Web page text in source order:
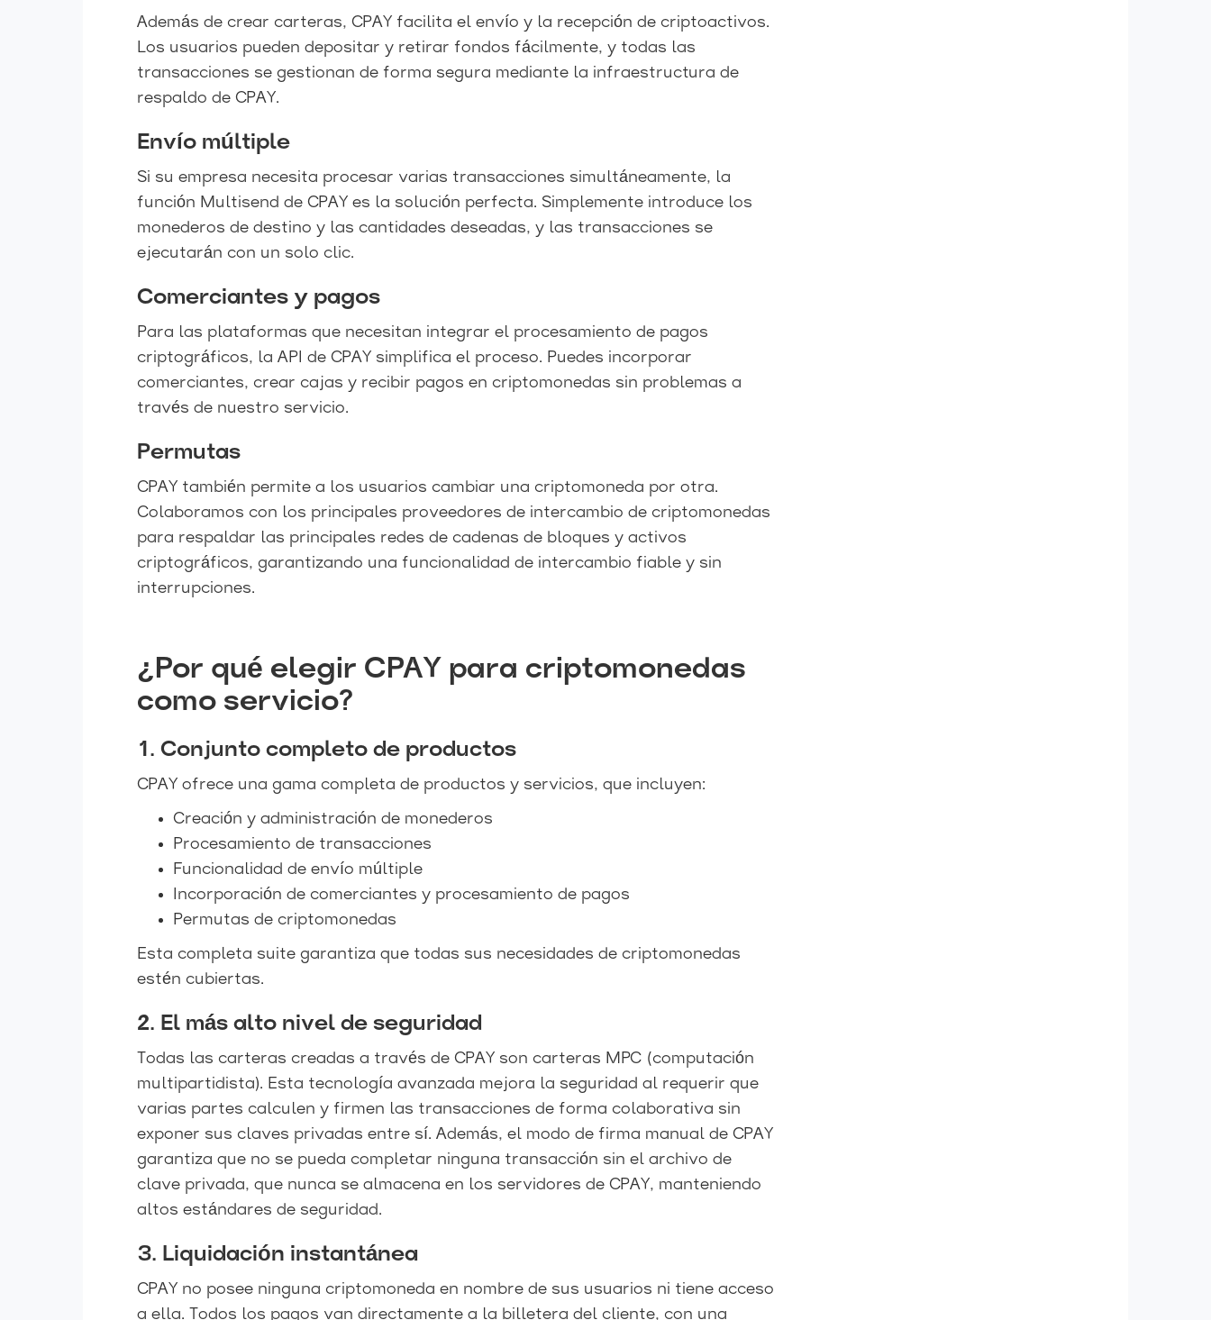
Además de crear carteras, CPAY facilita el envío y la recepción de criptoactivos.
Los usuarios pueden depositar y retirar fondos fácilmente, y todas las
transacciones se gestionan de forma segura mediante la infraestructura de
respaldo de CPAY.
Envío múltiple
Si su empresa necesita procesar varias transacciones simultáneamente, la
función Multisend de CPAY es la solución perfecta. Simplemente introduce los
monederos de destino y las cantidades deseadas, y las transacciones se
ejecutarán con un solo clic.
Comerciantes y pagos
Para las plataformas que necesitan integrar el procesamiento de pagos
criptográficos, la API de CPAY simplifica el proceso. Puedes incorporar
comerciantes, crear cajas y recibir pagos en criptomonedas sin problemas a
través de nuestro servicio.
Permutas
CPAY también permite a los usuarios cambiar una criptomoneda por otra.
Colaboramos con los principales proveedores de intercambio de criptomonedas
para respaldar las principales redes de cadenas de bloques y activos
criptográficos, garantizando una funcionalidad de intercambio fiable y sin
interrupciones.
¿Por qué elegir CPAY para criptomonedas
como servicio?
1. Conjunto completo de productos
CPAY ofrece una gama completa de productos y servicios, que incluyen:
Creación y administración de monederos
Procesamiento de transacciones
Funcionalidad de envío múltiple
Incorporación de comerciantes y procesamiento de pagos
Permutas de criptomonedas
Esta completa suite garantiza que todas sus necesidades de criptomonedas
estén cubiertas.
2. El más alto nivel de seguridad
Todas las carteras creadas a través de CPAY son carteras MPC (computación
multipartidista). Esta tecnología avanzada mejora la seguridad al requerir que
varias partes calculen y firmen las transacciones de forma colaborativa sin
exponer sus claves privadas entre sí. Además, el modo de firma manual de CPAY
garantiza que no se pueda completar ninguna transacción sin el archivo de
clave privada, que nunca se almacena en los servidores de CPAY, manteniendo
altos estándares de seguridad.
3. Liquidación instantánea
CPAY no posee ninguna criptomoneda en nombre de sus usuarios ni tiene acceso
a ella. Todos los pagos van directamente a la billetera del cliente, con una